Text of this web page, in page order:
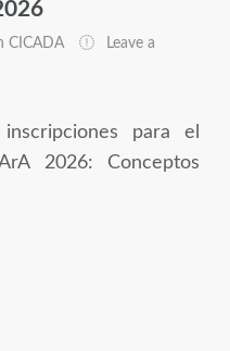
CICADA Leave a
para el
2026: Conceptos